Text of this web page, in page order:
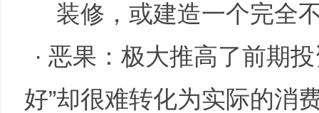
装修，或建造一个完全
· 恶果：极大推高了前期
好”却很难转化为实际的消